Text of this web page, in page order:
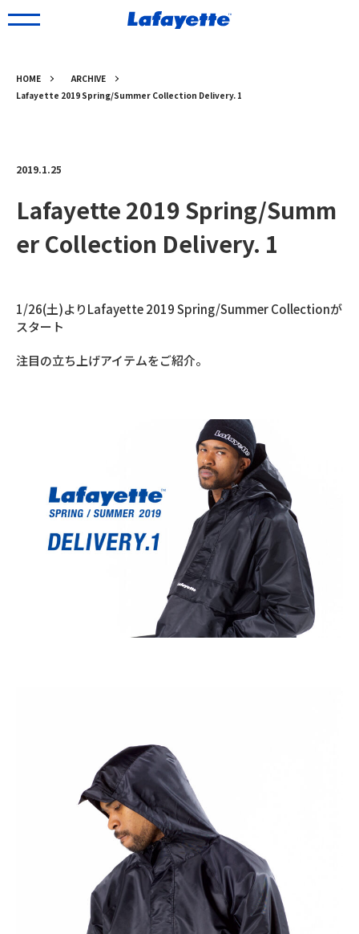
HOME
ARCHIVE
Lafayette 2019 Spring/Summer Collection Delivery. 1
2019.1.25
Lafayette 2019 Spring/Summ
er Collection Delivery. 1
1/26(土)よりLafayette 2019 Spring/Summer Collectionが
スタート
注目の立ち上げアイテムをご紹介。